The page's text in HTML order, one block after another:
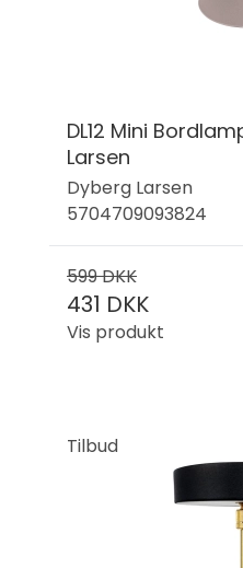
DL12 Mini
Larsen
Dyberg Larsen
5704709093824
599 DKK
431 DKK
Vis produkt
Tilbud